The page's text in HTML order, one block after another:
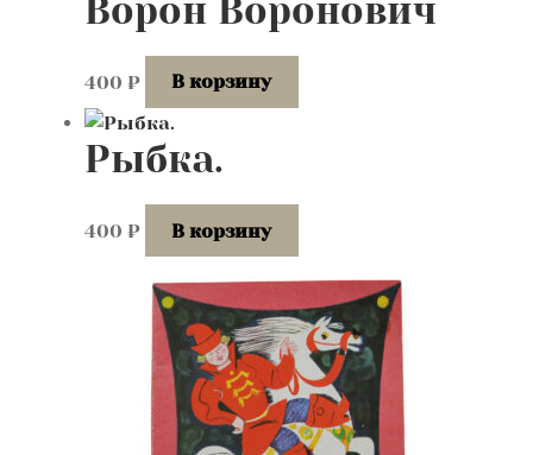
Ворон Воронович
400 ₽ В корзину
Рыбка.
400 ₽ В корзину